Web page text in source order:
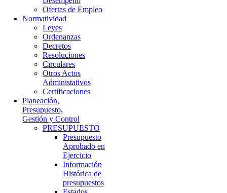
Ofertas de Empleo
Normatividad
Leyes
Ordenanzas
Decretos
Resoluciones
Circulares
Otros Actos
Administativos
Certificaciones
Planeación,
Presupuesto,
Gestión y Control
PRESUPUESTO
Presupuesto
Aprobado en
Ejercicio
Información
Histórica de
presupuestos